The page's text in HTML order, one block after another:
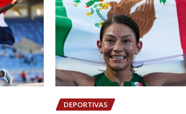
DEPORTIVAS